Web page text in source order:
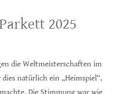
2025
die Weltmeisterschaften im
natürlich ein „Heimspiel“,